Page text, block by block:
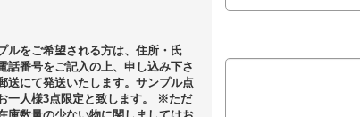
ルをご希望される方は、住所・氏
話番号をご記入の上、申し込み下さ
送にて発送いたします。サンプル点
一人様3点限定と致します。 ※ただ